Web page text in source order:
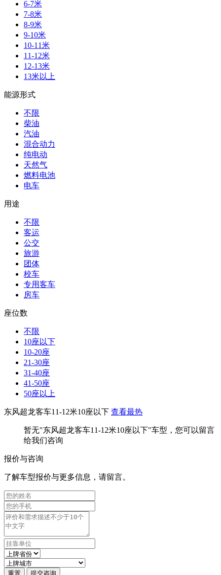
6-7米
7-8米
8-9米
9-10米
10-11米
11-12米
12-13米
13米以上
能源形式
不限
柴油
汽油
混合动力
纯电动
天然气
燃料电池
电车
用途
不限
客运
公交
旅游
团体
校车
专用客车
房车
座位数
不限
10座以下
10-20座
21-30座
31-40座
41-50座
50座以上
东风超龙客车11-12米10座以下 查看最热
暂无"东风超龙客车11-12米10座以下"车型，您可以留言
给我们咨询
报价与咨询
了解车型报价与更多信息，请留言。